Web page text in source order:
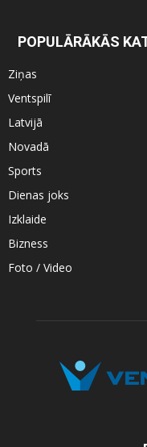
POPULĀRĀKĀS
Ziņas
Ventspilī
Latvijā
Novadā
Sports
Dienas joks
Izklaide
Bizness
Foto / Video